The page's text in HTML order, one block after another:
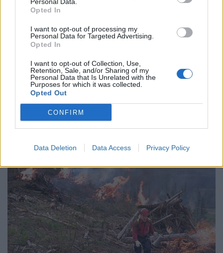
Opted In
I want to opt-out of processing my
Personal Data for Targeted Advertising.
Opted In
I want to opt-out of Collection, Use,
Retention, Sale, and/or Sharing of my
Personal Data that Is Unrelated with the
Purposes for which it was collected.
Opted Out
CONFIRM
Data Deletion Data Access Privacy Policy
GLOBÁL
Brutális tempóra kapcsol az amerikai
fegyvergyártó, gőzerővel pörgetik fel a
lőszergyártást